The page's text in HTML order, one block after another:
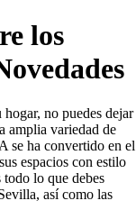
los
no puedes dejar
amplia variedad de
se ha convertido en el
espacios con estilo
lo que debes
así como las